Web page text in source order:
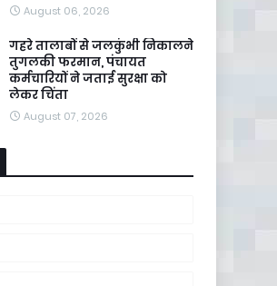
August 06, 2026
गहरे तालाबों से जलकुंभी निकालने
तुगलकी फरमान, पंचायत
कर्मचारियों ने जताई सुरक्षा को
लेकर चिंता
August 07, 2026